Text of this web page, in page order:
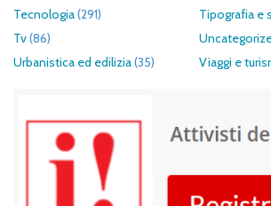
Tecnologia(291) Tipografia e
Tv(86)
Urbanistica ed edilizia(35) Viaggi e